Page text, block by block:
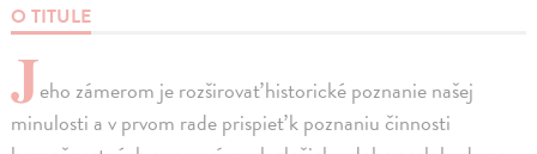
O TITULE
Jeho zámerom je rozširovať historické poznanie našej
minulosti a v prvom rade prispieť k poznaniu činnosti